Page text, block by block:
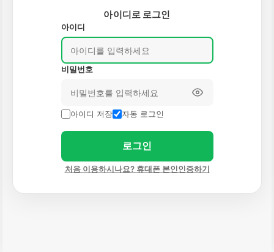
아이디로 로그인
아이디
비밀번호
아이디 저장 자동 로그인
로그인
처음 이용하시나요? 휴대폰 본인인증하기